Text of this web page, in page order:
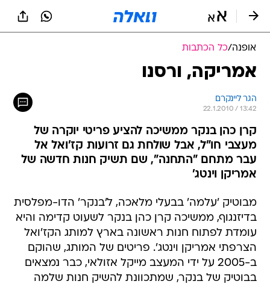
אופנה/כל הכתבות
אמריקה, ורסנו
הגר ליינקרם
22.1.2010 / 13:42
קרן כהן בנקר ממשיכה להציע פריטי יוקרה של
מעצבי חו"ל, אבל שולחת גם זרועות קז'ואל אל
עבר מתחם "התחנה", שם תשיק חנות חדשה של
אמריקן וינטג'
מבוטיק 'עלמה' בבעלי מלאכה, ל'בנקר' הדו-מפלסית
בדיזנגוף, ממשיכה קרן כהן בנקר לשעוט קדימה והיא
עומדת לפתוח חנות ראשונה בארץ למותג הקז'ואל
הצרפתי אמריקן וינטג'. פריטים של המותג, שהוקם
ב-2005 על ידי המעצב מייקל אזולאי, כבר נמצאים
בבוטיק של בנקר, שמתכוונת להשיק חנות שלמה